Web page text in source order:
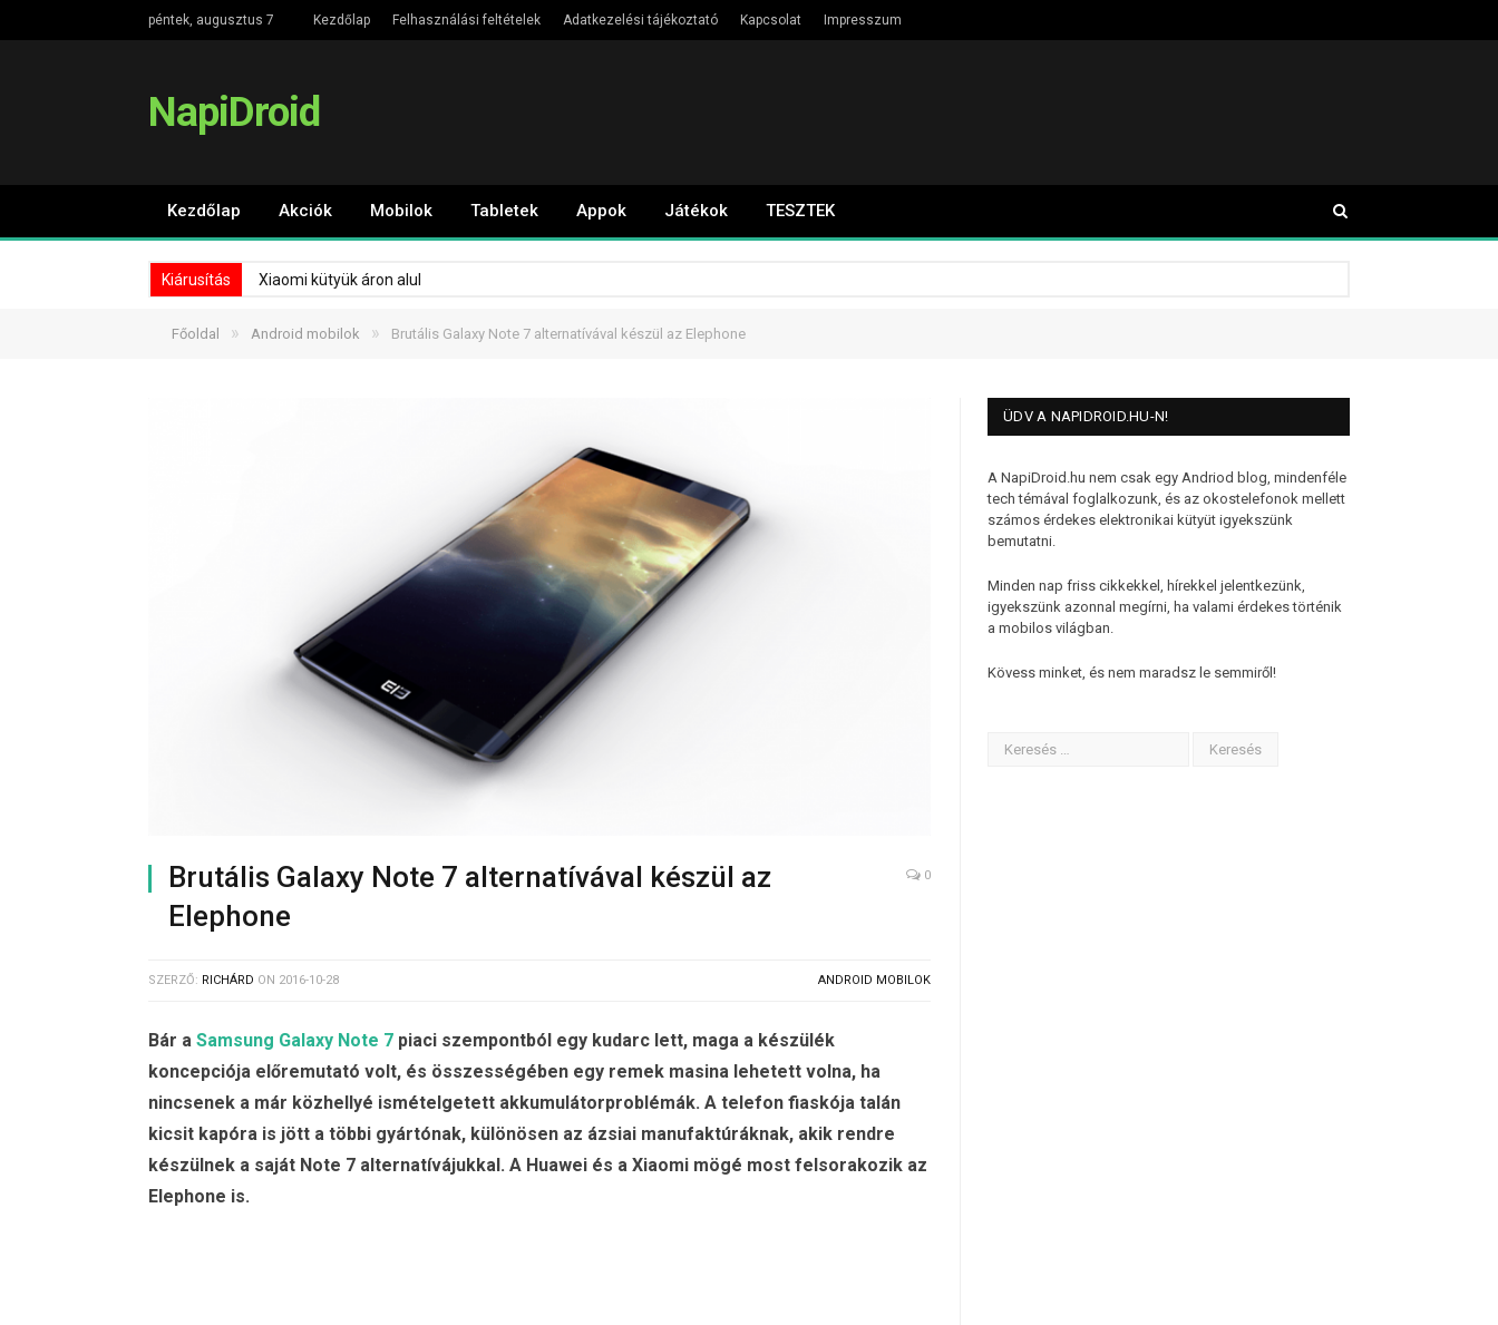
péntek, augusztus 7 Kezdőlap Felhasználási feltételek Adatkezelési tájékoztató Kapcsolat Impresszum
NapiDroid
Kezdőlap Akciók Mobilok Tabletek Appok Játékok TESZTEK
Kiárusítás Xiaomi kütyük áron alul
Főoldal » Android mobilok » Brutális Galaxy Note 7 alternatívával készül az Elephone
Brutális Galaxy Note 7 alternatívával készül az
Elephone
0
SZERZŐ: RICHÁRD ON 2016-10-28 ANDROID MOBILOK
Bár a Samsung Galaxy Note 7 piaci szempontból egy kudarc lett, maga a készülék
koncepciója előremutató volt, és összességében egy remek masina lehetett volna, ha
nincsenek a már közhellyé ismételgetett akkumulátorproblémák. A telefon fiaskója talán
kicsit kapóra is jött a többi gyártónak, különösen az ázsiai manufaktúráknak, akik rendre
készülnek a saját Note 7 alternatívájukkal. A Huawei és a Xiaomi mögé most felsorakozik az
Elephone is.
ÜDV A NAPIDROID.HU-N!
A NapiDroid.hu nem csak egy Andriod blog, mindenféle
tech témával foglalkozunk, és az okostelefonok mellett
számos érdekes elektronikai kütyüt igyekszünk
bemutatni.
Minden nap friss cikkekkel, hírekkel jelentkezünk,
igyekszünk azonnal megírni, ha valami érdekes történik
a mobilos világban.
Kövess minket, és nem maradsz le semmiről!